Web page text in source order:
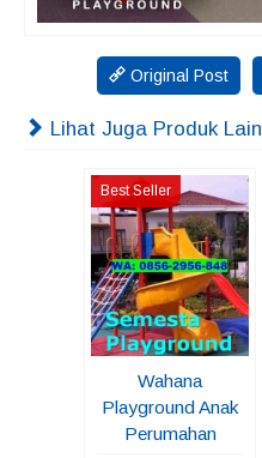
Original Post
Lihat Juga Produk
Best Seller
Wahana
Playground Anak
Perumahan